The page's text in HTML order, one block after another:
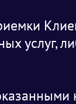
услуг,